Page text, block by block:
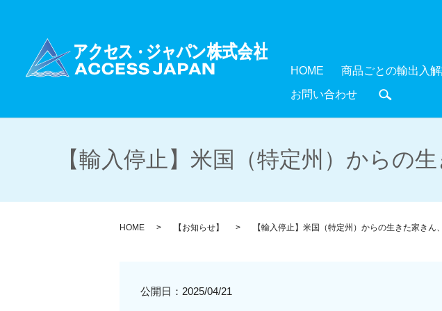
HOME 商品ごとの輸出入
お問い合わせ
【輸入停止】米国（特定州）からの
HOME 【お知らせ】 【輸入停止】米国（特定州）からの生きた家き
公開日： 2025/04/21